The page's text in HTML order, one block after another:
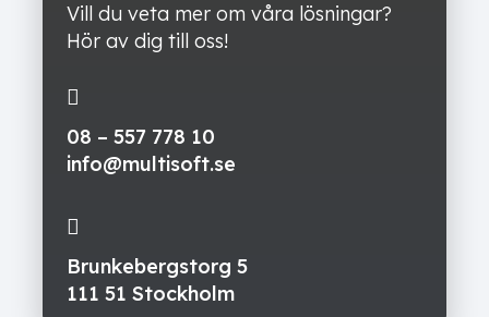
Vill du veta mer om våra lösningar?
Hör av dig till oss!
08 – 557 778 10
info@multisoft.se
Brunkebergstorg 5
111 51 Stockholm